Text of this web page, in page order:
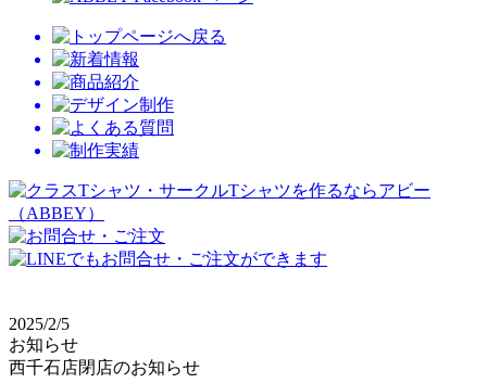
2025/2/5
お知らせ
西千石店閉店のお知らせ